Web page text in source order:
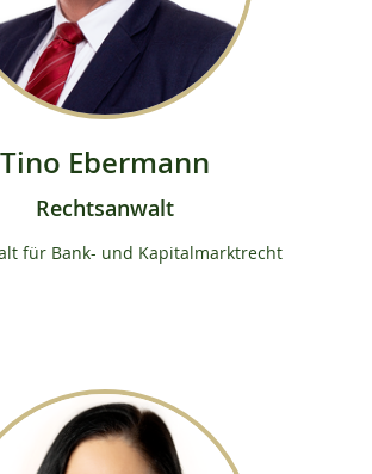
Tino Ebermann
Rechtsanwalt
für Bank- und Kapitalmarktrecht